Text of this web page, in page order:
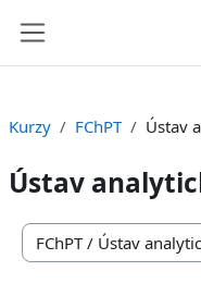
Kurzy FChPT Ústav
Ústav
Kategórie kurzov